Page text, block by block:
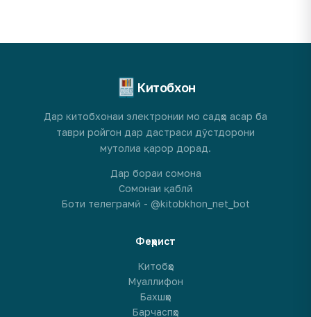
Китобхон
Дар китобхонаи электронии мо садҳо асар ба
таври ройгон дар дастраси дӯстдорони
мутолиа қарор дорад.
Дар бораи сомона
Сомонаи қаблӣ
Боти телеграмӣ - @kitobkhon_net_bot
Феҳрист
Китобҳо
Муаллифон
Бахшҳо
Барчаспҳо